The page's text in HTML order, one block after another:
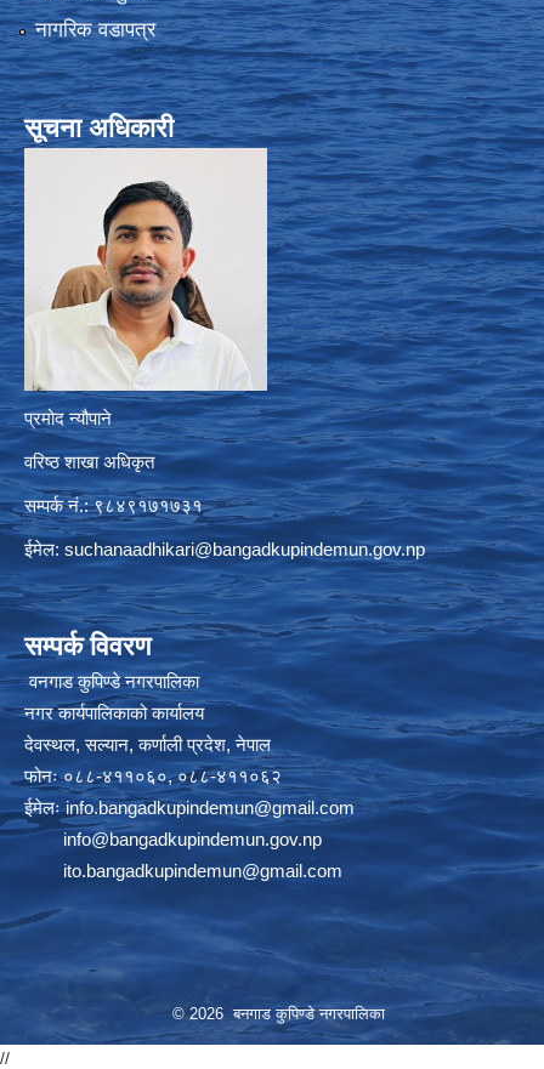
नागरिक वडापत्र
सूचना अधिकारी
प्रमोद न्यौपाने
वरिष्ठ शाखा अधिकृत
सम्पर्क नं.: ९८४९१७१७३१
ईमेल: suchanaadhikari@bangadkupindemun.gov.np
सम्पर्क विवरण
वनगाड कुपिण्डे नगरपालिका
नगर कार्यपालिकाको कार्यालय
देवस्थल, सल्यान, कर्णाली प्रदेश, नेपाल
फोनः ०८८-४११०६०, ०८८-४११०६२
ईमेलःinfo.bangadkupindemun@gmail.com
info@bangadkupindemun.gov.np
ito.bangadkupindemun@gmail.com
© 2026 बनगाड कुपिण्डे नगरपालिका
//